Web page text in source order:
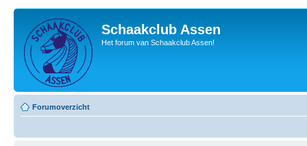
Schaakclub Assen
Het forum van Schaakclub Assen!
Forumoverzicht